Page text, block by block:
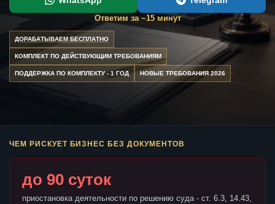
Ответим за ~15 минут
ДОРАБАТЫВАЕМ БЕСПЛАТНО
КОМПЛЕКТ ПО ДЕЙСТВУЮЩИМ ТРЕБОВАНИЯМ
ПОДДЕРЖКА ПО КОМПЛЕКТУ - 1 ГОД НОВЫЕ ТРЕБОВАНИЯ 2026
ЧЕМ РИСКУЕТ БИЗНЕС БЕЗ ДОКУМЕНТОВ
до 90 суток
приостановка деятельности по решению суда - ст. 6.3, 14.43,